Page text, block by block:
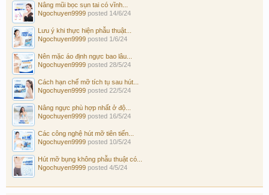
Nâng mũi bọc sụn tai có vĩnh...
Ngochuyen9999 posted 14/6/24
Lưu ý khi thực hiện phẫu thuật...
Ngochuyen9999 posted 1/6/24
Nên mặc áo định ngực bao lâu...
Ngochuyen9999 posted 28/5/24
Cách hạn chế mỡ tích tụ sau hút...
Ngochuyen9999 posted 22/5/24
Nâng ngực phù hợp nhất ở độ...
Ngochuyen9999 posted 16/5/24
Các công nghệ hút mỡ tiên tiến...
Ngochuyen9999 posted 10/5/24
Hút mỡ bụng không phẫu thuật có...
Ngochuyen9999 posted 4/5/24